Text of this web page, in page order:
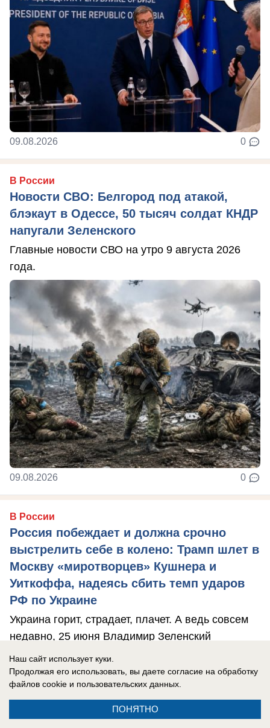
09.08.2026 0
В России
Новости СВО: Белгород под атакой,
блэкаут в Одессе, 50 тысяч солдат КНДР
напугали Зеленского
Главные новости СВО на утро 9 августа 2026
года.
09.08.2026 0
В России
Россия побеждает и должна срочно
выстрелить себе в колено: Трамп шлет в
Москву «миротворцев» Кушнера и
Уиткоффа, надеясь сбить темп ударов
РФ по Украине
Украина горит, страдает, плачет. А ведь совсем
недавно, 25 июня Владимир Зеленский
анонсировал «40 дней принуждения России к ...
Наш сайт использует куки.
Продолжая его использовать, вы даете согласие на обработку
файлов cookie и пользовательских данных.
ПОНЯТНО